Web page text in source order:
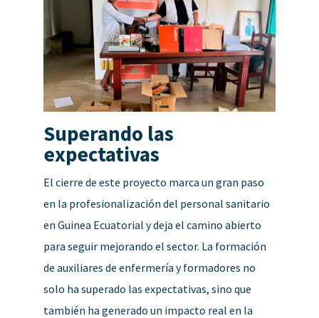
Superando las
expectativas
El cierre de este proyecto marca un gran paso
en la profesionalización del personal sanitario
en Guinea Ecuatorial y deja el camino abierto
para seguir mejorando el sector. La formación
de auxiliares de enfermería y formadores no
solo ha superado las expectativas, sino que
también ha generado un impacto real en la